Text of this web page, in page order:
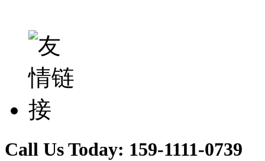
Call Us Today: 159-1111-0739